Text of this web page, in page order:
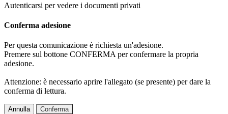
Autenticarsi per vedere i documenti privati
Conferma adesione
Per questa comunicazione è richiesta un'adesione.
Premere sul bottone CONFERMA per confermare la propria
adesione.
Attenzione: è necessario aprire l'allegato (se presente) per dare la
conferma di lettura.
Annulla Conferma